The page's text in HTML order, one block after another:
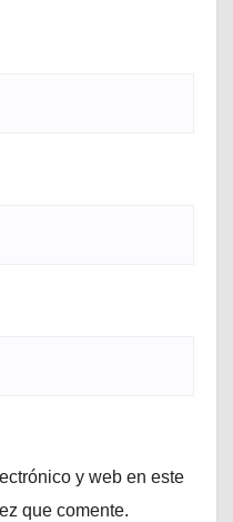
y web en este
que comente.